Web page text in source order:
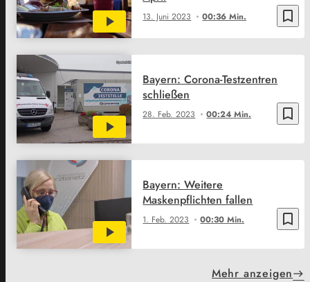
bookmark_border
13. Juni 2023 00:36 Min.
bookmark_border
28. Feb. 2023 00:24 Min.
Bayern: Corona-Testzentren
schließen
bookmark_border
1. Feb. 2023 00:30 Min.
Bayern: Weitere
Maskenpflichten fallen
Mehr anzeigen